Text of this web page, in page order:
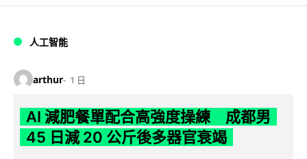
人工智能
arthur 1 日
AI 減肥餐單配合高強度操練 成都男
45 日減 20 公斤後多器官衰竭